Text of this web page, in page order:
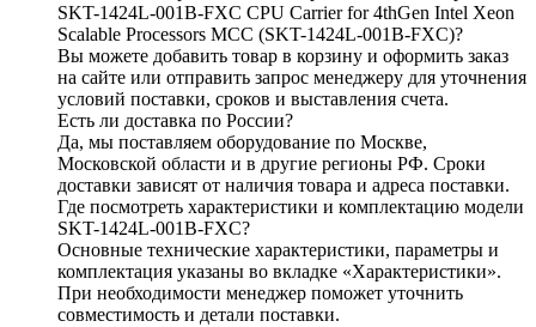
SKT-1424L-001B-FXC CPU Carrier for 4thGen Intel Xeon
Scalable Processors MCC (SKT-1424L-001B-FXC)?
Вы можете добавить товар в корзину и оформить заказ
на сайте или отправить запрос менеджеру для уточнения
условий поставки, сроков и выставления счета.
Есть ли доставка по России?
Да, мы поставляем оборудование по Москве,
Московской области и в другие регионы РФ. Сроки
доставки зависят от наличия товара и адреса поставки.
Где посмотреть характеристики и комплектацию модели
SKT-1424L-001B-FXC?
Основные технические характеристики, параметры и
комплектация указаны во вкладке «Характеристики».
При необходимости менеджер поможет уточнить
совместимость и детали поставки.